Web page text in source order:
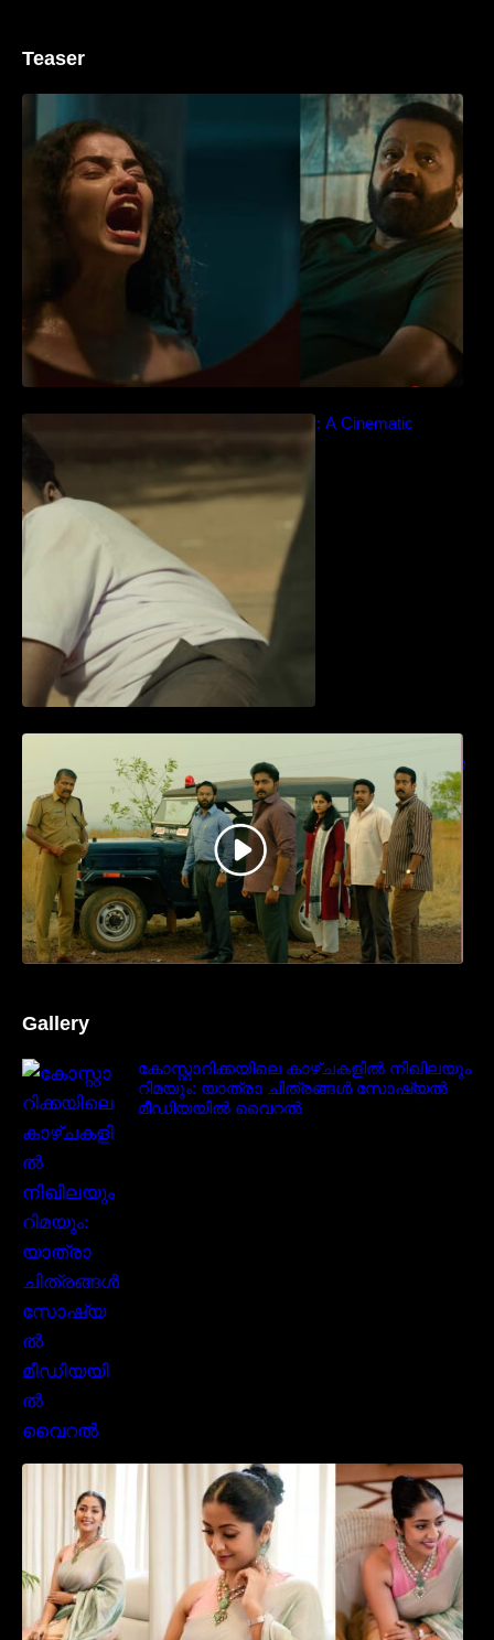
Teaser
‘ജെഎസ്‌കെ’ ടീസർ പുറത്ത്; വക്കീൽ
വേഷത്തിൽ നിറഞ്ഞാടി സുരേഷ് ഗോപി..
Idiyan Chandhu – Teaser: A Cinematic
എത്തുന്ന “പാർട്നെർസ്” പ്രേക്ഷക ശ്രദ്ധ
നേടിയ ടീസർ കാണാം..
Gallery
കോസ്റ്റാറിക്കയിലെ കാഴ്ചകളിൽ നിഖിലയും
റിമയും: യാത്രാ ചിത്രങ്ങൾ സോഷ്യൽ
മീഡിയയിൽ വൈറൽ
സാരിയിൽ സുന്ദരിയായി മലയിലകളുടെ
പ്രിയ താരം നവ്യാ നായർ| Malayalam
favourite actress Navya Nair cute in saree